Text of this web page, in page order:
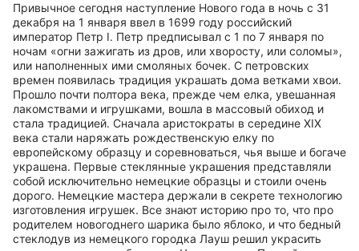
Привычное сегодня наступление Нового года в ночь с 31
декабря на 1 января ввел в 1699 году российский
император Петр I. Петр предписывал с 1 по 7 января по
ночам «огни зажигать из дров, или хворосту, или соломы»,
или наполненных ими смоляных бочек. С петровских
времен появилась традиция украшать дома ветками хвои.
Прошло почти полтора века, прежде чем елка, увешанная
лакомствами и игрушками, вошла в массовый обиход и
стала традицией. Сначала аристократы в середине XIX
века стали наряжать рождественскую елку по
европейскому образцу и соревноваться, чья выше и богаче
украшена. Первые стеклянные украшения представляли
собой исключительно немецкие образцы и стоили очень
дорого. Немецкие мастера держали в секрете технологию
изготовления игрушек. Все знают историю про то, что про
родителем новогоднего шарика было яблоко, и что бедный
стеклодув из немецкого городка Лауш решил украсить